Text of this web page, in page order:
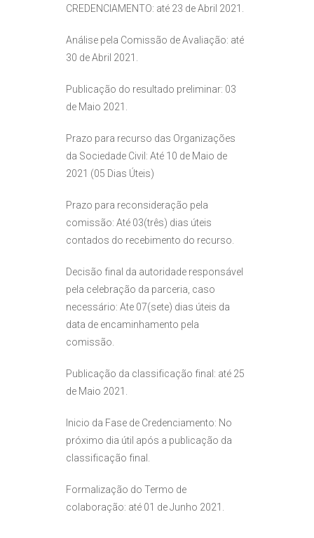
CREDENCIAMENTO: até 23 de Abril 2021.
Análise pela Comissão de Avaliação: até
30 de Abril 2021.
Publicação do resultado preliminar: 03
de Maio 2021.
Prazo para recurso das Organizações
da Sociedade Civil: Até 10 de Maio de
2021 (05 Dias Úteis)
Prazo para reconsideração pela
comissão: Até 03(três) dias úteis
contados do recebimento do recurso.
Decisão final da autoridade responsável
pela celebração da parceria, caso
necessário: Ate 07(sete) dias úteis da
data de encaminhamento pela
comissão.
Publicação da classificação final: até 25
de Maio 2021.
Inicio da Fase de Credenciamento: No
próximo dia útil após a publicação da
classificação final.
Formalização do Termo de
colaboração: até 01 de Junho 2021.